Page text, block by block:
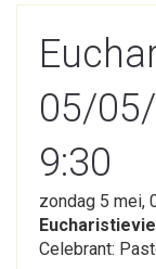
05/
9:30
zondag 5 mei,
Celebrant: